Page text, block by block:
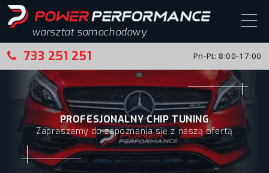
warsztat samochodowy
733 251 251 Pn-Pt: 8:00-17:00
Start
Chip tuning
Chip tuning – realizacje
Alfa Romeo
PROFESJONALNY CHIP TUNING
Zapraszamy do zapoznania się z naszą ofertą